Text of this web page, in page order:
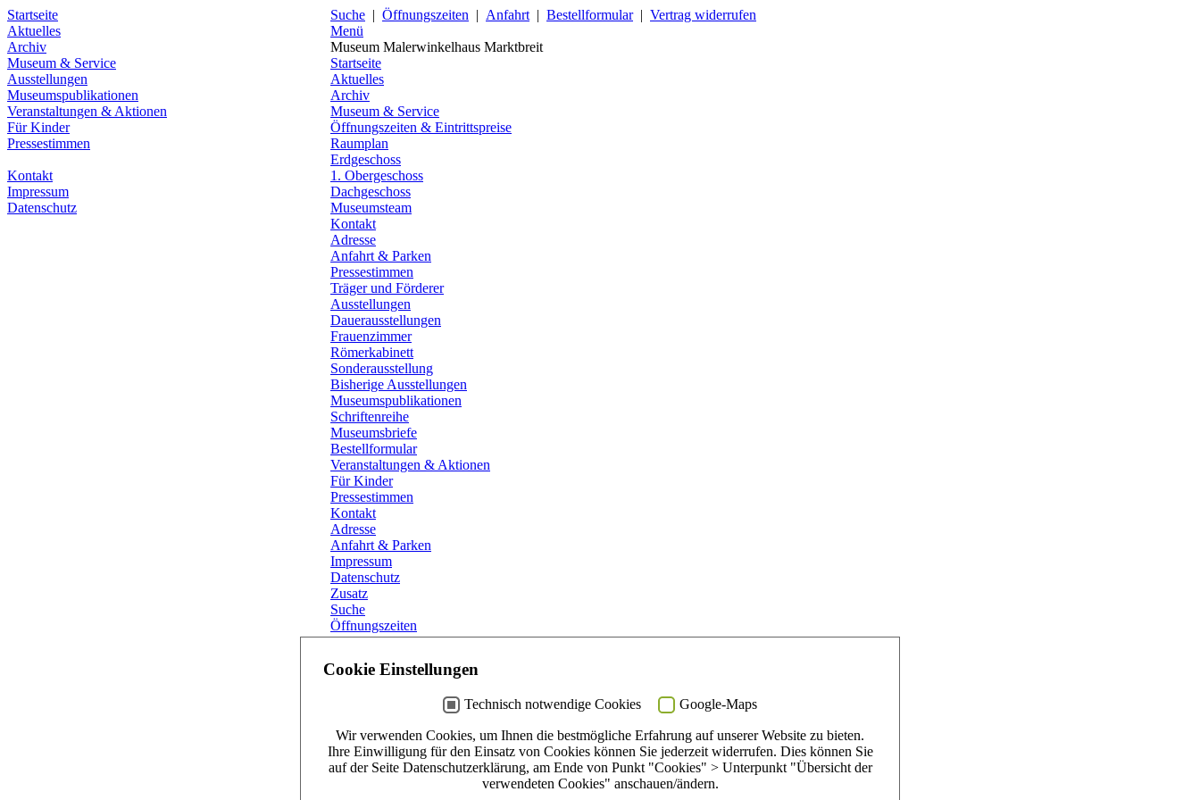
Startseite
Aktuelles
Archiv
Museum & Service
Ausstellungen
Museumspublikationen
Veranstaltungen & Aktionen
Für Kinder
Pressestimmen
Kontakt
Impressum
Datenschutz
Suche | Öffnungszeiten | Anfahrt | Bestellformular| Vertrag widerrufen
Menü
Museum Malerwinkelhaus Marktbreit
Startseite
Aktuelles
Archiv
Museum & Service
Öffnungszeiten & Eintrittspreise
Raumplan
Erdgeschoss
1. Obergeschoss
Dachgeschoss
Museumsteam
Kontakt
Adresse
Anfahrt & Parken
Pressestimmen
Träger und Förderer
Ausstellungen
Dauerausstellungen
Frauenzimmer
Römerkabinett
Sonderausstellung
Bisherige Ausstellungen
Museumspublikationen
Schriftenreihe
Museumsbriefe
Bestellformular
Veranstaltungen & Aktionen
Für Kinder
Pressestimmen
Kontakt
Adresse
Anfahrt & Parken
Impressum
Datenschutz
Zusatz
Suche
Öffnungszeiten
Anfahrt
Vertrag widerrufen
JustStars: Sternedesign aus Berlin, handgefertigt und fair gehandelt
Cookie Einstellungen
Technisch notwendige Cookies Google-Maps
Wir verwenden Cookies, um Ihnen die bestmögliche Erfahrung auf unserer Website zu bieten.
Ihre Einwilligung für den Einsatz von Cookies können Sie jederzeit widerrufen. Dies können Sie
auf der Seite Datenschutzerklärung, am Ende von Punkt "Cookies" > Unterpunkt "Übersicht der
verwendeten Cookies" anschauen/ändern.